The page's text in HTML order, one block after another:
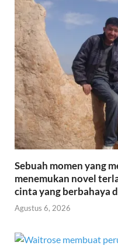
Sebuah momen yang
menemukan novel
cinta yang berbahaya
Agustus 6, 2026